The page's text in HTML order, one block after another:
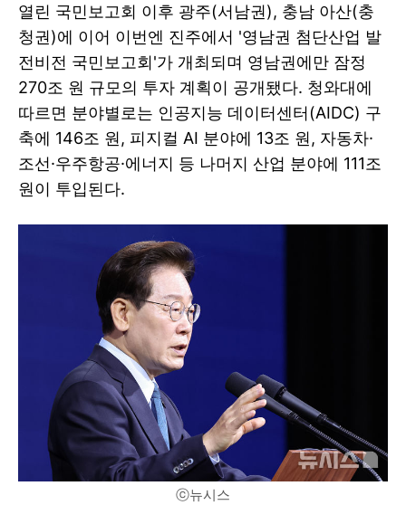
열린 국민보고회 이후 광주(서남권), 충남 아산(충
청권)에 이어 이번엔 진주에서 '영남권 첨단산업 발
전비전 국민보고회'가 개최되며 영남권에만 잠정
270조 원 규모의 투자 계획이 공개됐다. 청와대에
따르면 분야별로는 인공지능 데이터센터(AIDC) 구
축에 146조 원, 피지컬 AI 분야에 13조 원, 자동차·
조선·우주항공·에너지 등 나머지 산업 분야에 111조
원이 투입된다.
ⓒ뉴시스